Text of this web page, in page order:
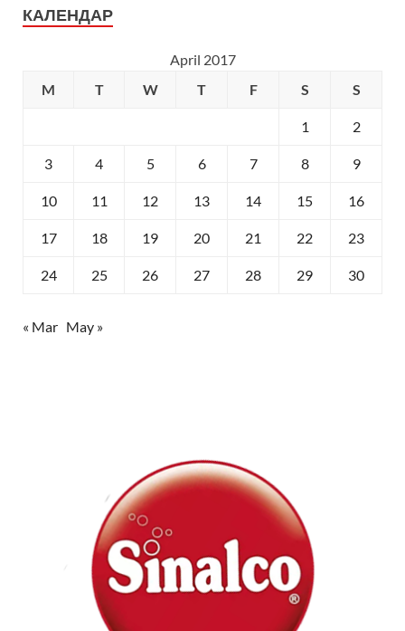
КАЛЕНДАР
April 2017
M
T W T F S S
1 2
3 4 5 6 7 8 9
10 11 12 13 14 15 16
17 18 19 20 21 22 23
24 25 26 27 28 29 30
« Mar May »